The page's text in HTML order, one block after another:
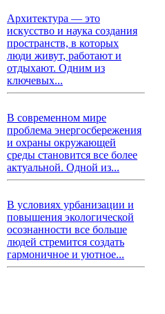
Архитектура — это
искусство и наука создания
пространств, в которых
люди живут, работают и
отдыхают. Одним из
ключевых...
В современном мире
проблема энергосбережения
и охраны окружающей
среды становится все более
актуальной. Одной из...
В условиях урбанизации и
повышения экологической
осознанности все больше
людей стремится создать
гармоничное и уютное...